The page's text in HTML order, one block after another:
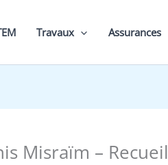
Travaux Assurances
Misraïm – Recueil